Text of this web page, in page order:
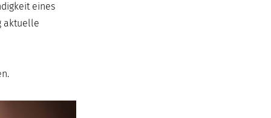
eines
aktuelle